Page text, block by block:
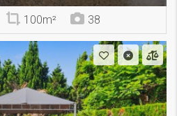
100m² 38